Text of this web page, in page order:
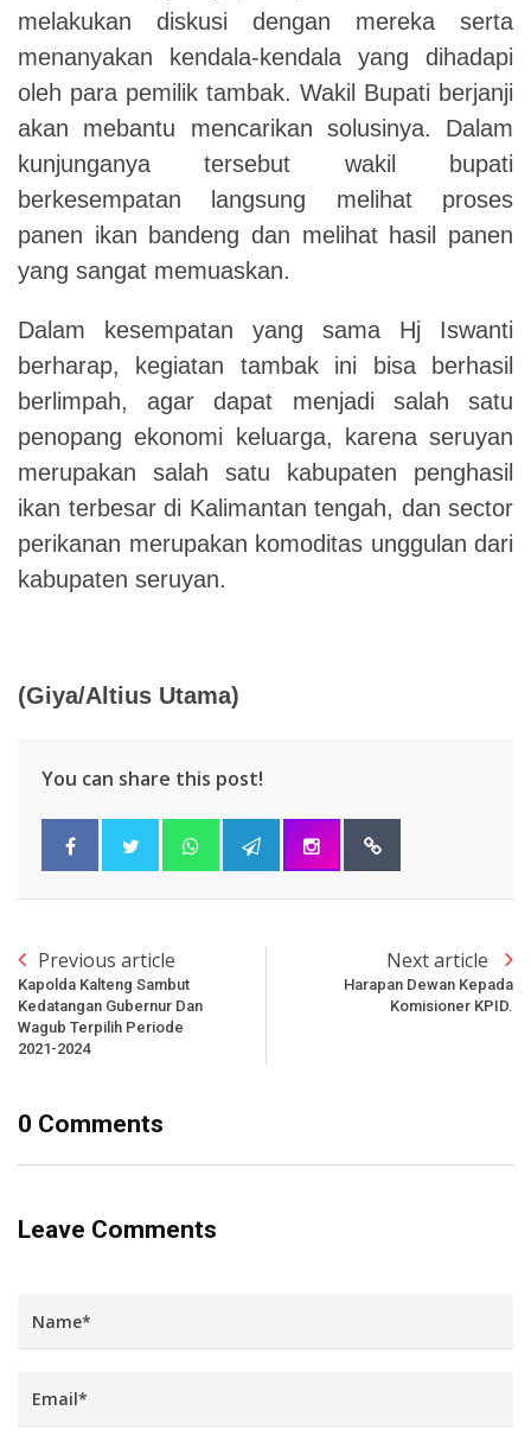
melakukan diskusi dengan mereka serta
menanyakan kendala-kendala yang dihadapi
oleh para pemilik tambak. Wakil Bupati berjanji
akan mebantu mencarikan solusinya. Dalam
kunjunganya tersebut wakil bupati
berkesempatan langsung melihat proses
panen ikan bandeng dan melihat hasil panen
yang sangat memuaskan.
Dalam kesempatan yang sama Hj Iswanti
berharap, kegiatan tambak ini bisa berhasil
berlimpah, agar dapat menjadi salah satu
penopang ekonomi keluarga, karena seruyan
merupakan salah satu kabupaten penghasil
ikan terbesar di Kalimantan tengah, dan sector
perikanan merupakan komoditas unggulan dari
kabupaten seruyan.
(Giya/Altius Utama)
You can share this post!
Previous article
Kapolda Kalteng Sambut
Kedatangan Gubernur Dan
Wagub Terpilih Periode
2021-2024
Next article
Harapan Dewan Kepada
Komisioner KPID.
0 Comments
Leave Comments